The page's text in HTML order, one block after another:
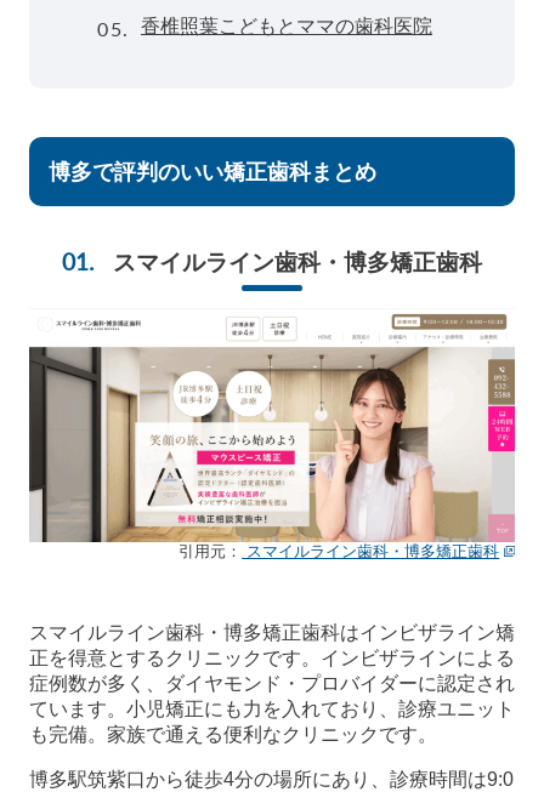
05. 香椎照葉こどもとママの歯科医院
博多で評判のいい矯正歯科まとめ
スマイルライン歯科・博多矯正歯科
引用元： スマイルライン歯科・博多矯正歯科
スマイルライン歯科・博多矯正歯科はインビザライン矯
正を得意とするクリニックです。インビザラインによる
症例数が多く、ダイヤモンド・プロバイダーに認定され
ています。小児矯正にも力を入れており、診療ユニット
も完備。家族で通える便利なクリニックです。
博多駅筑紫口から徒歩4分の場所にあり、診療時間は9:0